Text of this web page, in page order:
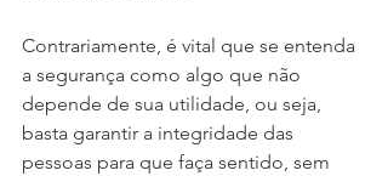
Contrariamente, é vital que se entenda
a segurança como algo que não
depende de sua utilidade, ou seja,
basta garantir a integridade das
pessoas para que faça sentido, sem